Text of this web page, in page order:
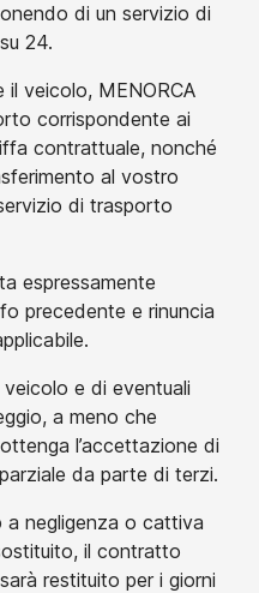
di un servizio di
24.
il veicolo, MENORCA
corrispondente ai
contrattuale, nonché
al vostro
di trasporto
espressamente
precedente e rinuncia
veicolo e di eventuali
a meno che
l’accettazione di
da parte di terzi.
negligenza o cattiva
il contratto
restituito per i giorni